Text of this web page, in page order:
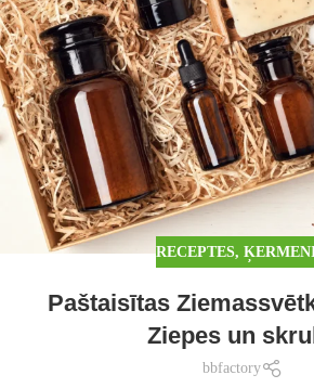
RECEPTES,
Paštaisītas
Ziepes un
bbfactory